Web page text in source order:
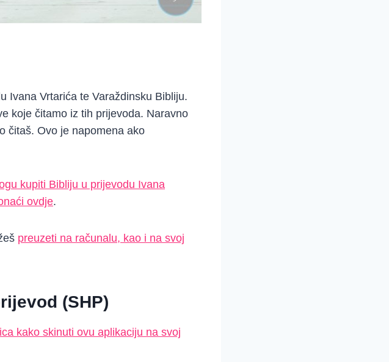
Ivana Vrtarića te Varaždinsku Bibliju.
koje čitamo iz tih prijevoda. Naravno
čitaš. Ovo je napomena ako
kupiti Bibliju u prijevodu Ivana
ovdje.
preuzeti na računalu, kao i na svoj
(SHP)
kako skinuti ovu aplikaciju na svoj